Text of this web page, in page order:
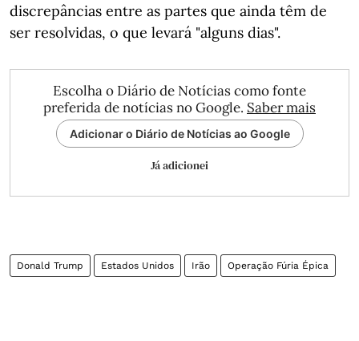
discrepâncias entre as partes que ainda têm de
ser resolvidas, o que levará "alguns dias".
Escolha o Diário de Notícias como fonte
preferida de notícias no Google. Saber mais
Adicionar o Diário de Notícias ao Google
Já adicionei
Donald Trump Estados Unidos Irão Operação Fúria Épica